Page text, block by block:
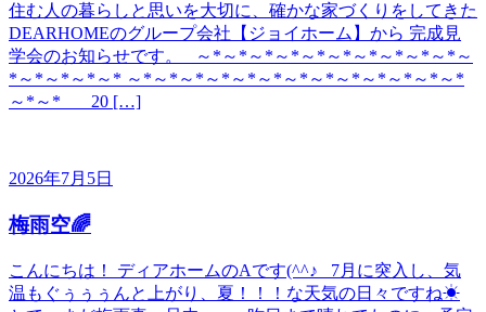
住む人の暮らしと思いを大切に、確かな家づくりをしてきた
DEARHOMEのグループ会社【ジョイホーム】から 完成見
学会のお知らせです。 ～*～*～*～*～*～*～*～*～*～*～
*～*～*～*～* ～*～*～*～*～*～*～*～*～*～*～*～*～*
～*～* 20 […]
2026年7月5日
梅雨空🌈
こんにちは！ ディアホームのAです(^^♪ 7月に突入し、気
温もぐぅぅぅんと上がり、夏！！！な天気の日々ですね☀